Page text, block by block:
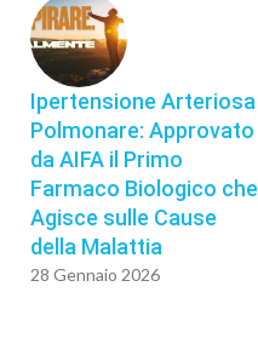
Ipertensione Arteriosa
Polmonare: Approvato
da AIFA il Primo
Farmaco Biologico che
Agisce sulle Cause
della Malattia
28 Gennaio 2026